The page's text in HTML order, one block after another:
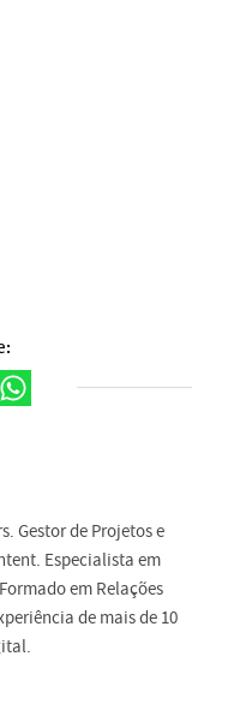
Gestor de Projetos e
Especialista em
em Relações
de mais de 10